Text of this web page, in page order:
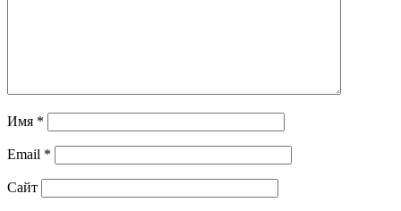
Имя *
Email *
Сайт